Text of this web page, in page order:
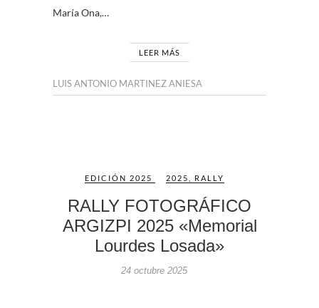
María Ona,…
LEER MÁS
LUIS ANTONIO MARTINEZ ANIESA
EDICIÓN 2025 2025 RALLY
RALLY FOTOGRÁFICO
ARGIZPI 2025 «Memorial
Lourdes Losada»
24 octubre 2025